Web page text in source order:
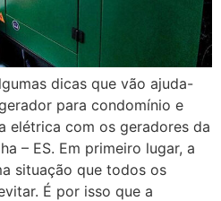
dicas que vão ajuda-
para condomínio e
elétrica com os geradores da
– ES. Em primeiro lugar, a
situação que todos os
É por isso que a